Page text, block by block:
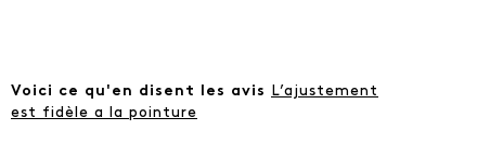
Voici ce qu'en disent les avis L’ajustement
est fidèle a la pointure